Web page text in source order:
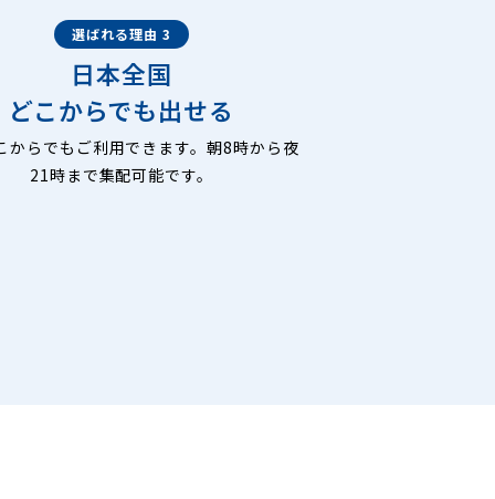
選ばれる理由 3
日本全国
どこからでも出せる
からでもご利用できます。朝8時から夜
21時まで集配可能です。